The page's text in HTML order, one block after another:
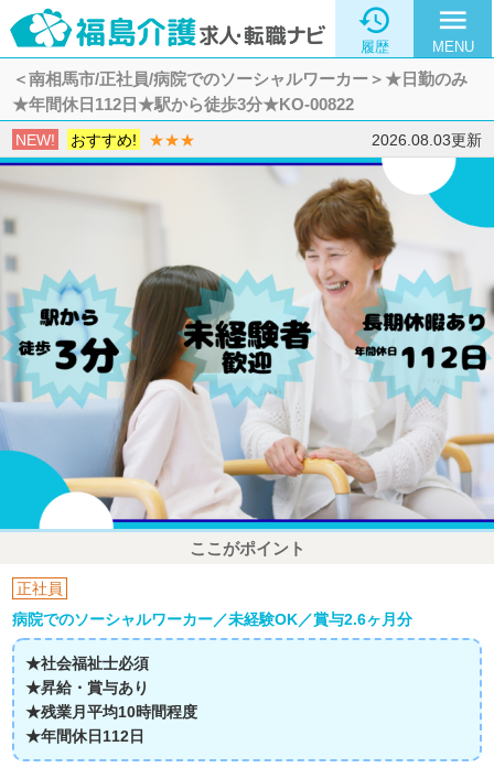

履歴
menu
MENU
＜南相馬市/正社員/病院でのソーシャルワーカー＞★日勤のみ
★年間休日112日★駅から徒歩3分★KO-00822
NEW! おすすめ! ★★★ 2026.08.03更新
ここがポイント
正社員
病院でのソーシャルワーカー／未経験OK／賞与2.6ヶ月分
★社会福祉士必須
★昇給・賞与あり
★残業月平均10時間程度
★年間休日112日